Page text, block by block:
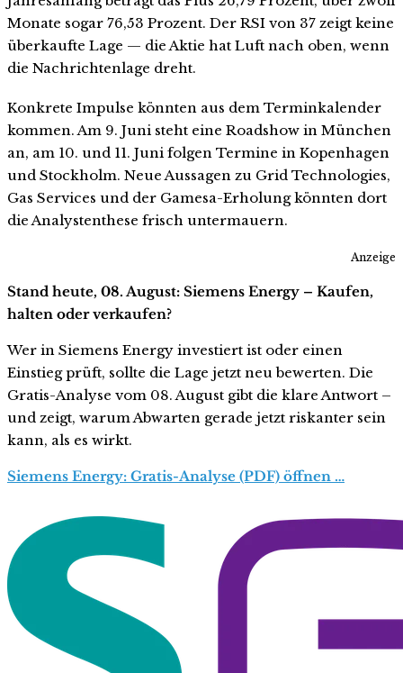
Monate sogar 76,53 Prozent. Der RSI von 37 zeigt keine
überkaufte Lage — die Aktie hat Luft nach oben, wenn
die Nachrichtenlage dreht.
Konkrete Impulse könnten aus dem Terminkalender
kommen. Am 9. Juni steht eine Roadshow in München
an, am 10. und 11. Juni folgen Termine in Kopenhagen
und Stockholm. Neue Aussagen zu Grid Technologies,
Gas Services und der Gamesa-Erholung könnten dort
die Analystenthese frisch untermauern.
Anzeige
Stand heute, 08. August: Siemens Energy – Kaufen,
halten oder verkaufen?
Wer in Siemens Energy investiert ist oder einen
Einstieg prüft, sollte die Lage jetzt neu bewerten. Die
Gratis-Analyse vom 08. August gibt die klare Antwort –
und zeigt, warum Abwarten gerade jetzt riskanter sein
kann, als es wirkt.
Siemens Energy: Gratis-Analyse (PDF) öffnen …